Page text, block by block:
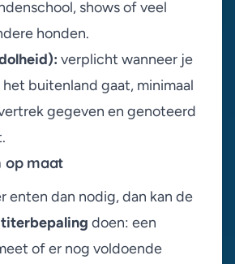
shows of veel
honden.
verplicht wanneer je
het buitenland gaat, minimaal
gegeven en genoteerd
op maat
enten dan nodig, dan kan de
titerbepaling doen: een
of er nog voldoende